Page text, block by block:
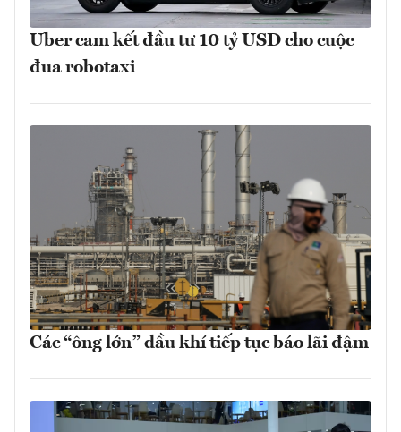
Uber cam kết đầu tư 10 tỷ USD cho cuộc
đua robotaxi
Các “ông lớn” dầu khí tiếp tục báo lãi đậm